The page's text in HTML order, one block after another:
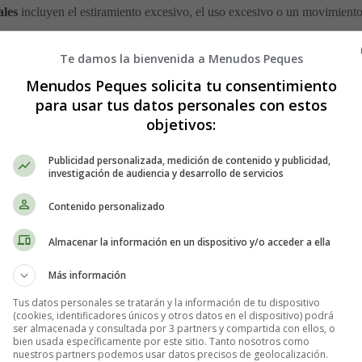
incluyen el estiramiento excesivo, el uso excesivo o un
y la pelvis en la parte frontal del cuerpo
. Sostienen el
para obtener un diagnóstico y tratamiento adecuados de las
y funciones
que se combinan para cubrir completamente los órganos internos
Sus principales funciones son estabilizar el tronco y
hueso púbico en la parte frontal de la pelvis. Cuando se contrae,
o eightpack. La función principal del recto abdominal es mover el
recto abdominal. Los músculos oblicuos externos permiten que el
oblicuo externo se contrae para girar el cuerpo hacia la izquierda.
abdominal y están ubicados en la parte interior de los huesos de
la izquierda requiere que el lado izquierdo interno oblicuo y el lado
Te damos la bienvenida a Menudos Peques
Menudos Peques solicita tu consentimiento
para usar tus datos personales con estos
objetivos:
Publicidad personalizada, medición de contenido y publicidad,
investigación de audiencia y desarrollo de servicios
Contenido personalizado
Almacenar la información en un dispositivo y/o acceder a ella
Más información
Tus datos personales se tratarán y la información de tu dispositivo
(cookies, identificadores únicos y otros datos en el dispositivo) podrá
ser almacenada y consultada por 3 partners y compartida con ellos, o
bien usada específicamente por este sitio. Tanto nosotros como
nuestros partners podemos usar datos precisos de geolocalización.